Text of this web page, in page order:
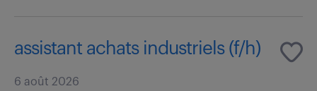
assistant achats industriels (f/h)
6 août 2026